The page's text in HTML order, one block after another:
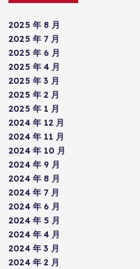
2025 年 8 月
2025 年 7 月
2025 年 6 月
2025 年 4 月
2025 年 3 月
2025 年 2 月
2025 年 1 月
2024 年 12 月
2024 年 11 月
2024 年 10 月
2024 年 9 月
2024 年 8 月
2024 年 7 月
2024 年 6 月
2024 年 5 月
2024 年 4 月
2024 年 3 月
2024 年 2 月